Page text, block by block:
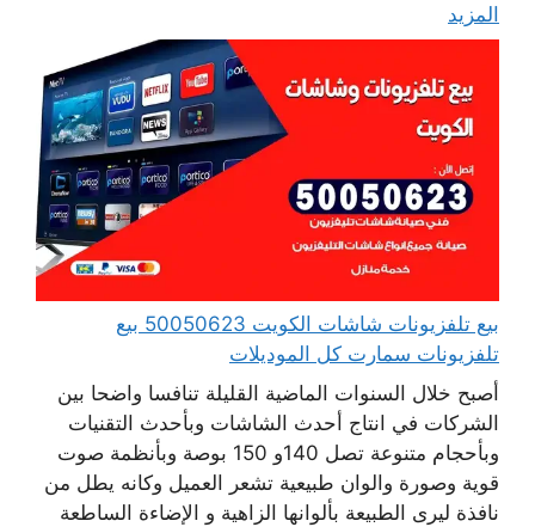
المزيد
بيع تلفزيونات شاشات الكويت 50050623 بيع
تلفزيونات سمارت كل الموديلات
أصبح خلال السنوات الماضية القليلة تنافسا واضحا بين
الشركات في انتاج أحدث الشاشات وبأحدث التقنيات
وبأحجام متنوعة تصل 140و 150 بوصة وبأنظمة صوت
قوية وصورة والوان طبيعية تشعر العميل وكانه يطل من
نافذة ليرى الطبيعة بألوانها الزاهية و الإضاءة الساطعة